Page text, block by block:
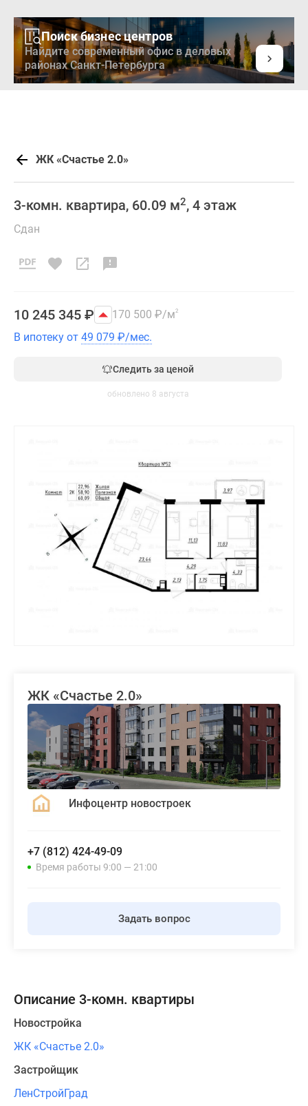
Поиск бизнес центров
Найдите современный офис в деловых
районах Санкт-Петербурга
ЖК «Счастье 2.0»
3-комн. квартира, 60.09 м2, 4 этаж
Сдан
10 245 345 ₽ 170 500 ₽/м2
В ипотеку от 49 079 ₽/мес.
Следить за ценой
обновлено 8 августа
ЖК «Счастье 2.0»
Инфоцентр новостроек
+7 (812) 424-49-09
Время работы 9:00 — 21:00
Задать вопрос
Описание 3-комн. квартиры
Новостройка
ЖК «Счастье 2.0»
Застройщик
ЛенСтройГрад